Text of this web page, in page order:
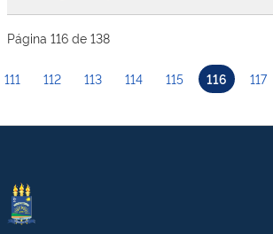
Página 116 de 138
111 112 113 114 115 116 117